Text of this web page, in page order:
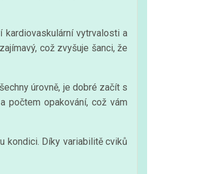
kardiovaskulární vytrvalosti a
což zvyšuje šanci, že
úrovně, je dobré začít s
počtem opakování, což vám
kondici. Díky variabilitě cviků